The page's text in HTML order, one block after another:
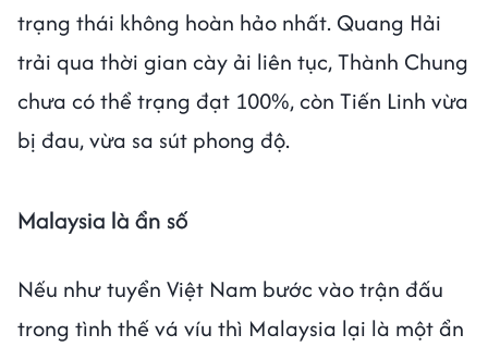
trạng thái không hoàn hảo nhất. Quang Hải
trải qua thời gian cày ải liên tục, Thành Chung
chưa có thể trạng đạt 100%, còn Tiến Linh vừa
bị đau, vừa sa sút phong độ.
Malaysia là ẩn số
Nếu như tuyển Việt Nam bước vào trận đấu
trong tình thế vá víu thì Malaysia lại là một ẩn